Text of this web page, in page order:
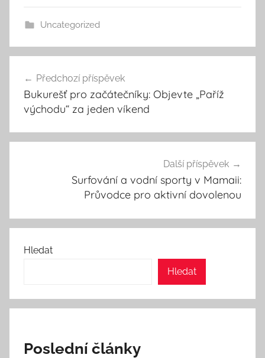
Uncategorized
pro
příspěvek
Předchozí příspěvek
Bukurešť pro začátečníky: Objevte „Paříž
východu“ za jeden víkend
Další příspěvek
Surfování a vodní sporty v Mamaii:
Průvodce pro aktivní dovolenou
Hledat
Hledat
Poslední články